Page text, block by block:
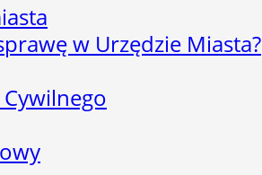
w Urzędzie Miasta?